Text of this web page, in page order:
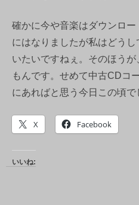
確かに今や音楽はダウンロ
にはなりましたが私はどう
いたいですねぇ。そのほう
もんです。せめて中古CDコ
にあればと思う今日この頃で
X Facebook
いいね: